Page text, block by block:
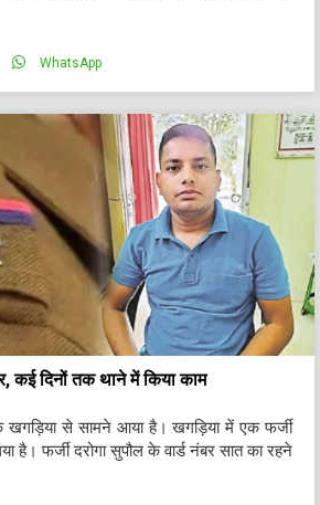
WhatsApp
कई दिनों तक थाने में किया काम
खगड़िया से सामने आया है। खगड़िया में एक फर्जी
है। फर्जी दरोगा सुपौल के वार्ड नंबर सात का रहने